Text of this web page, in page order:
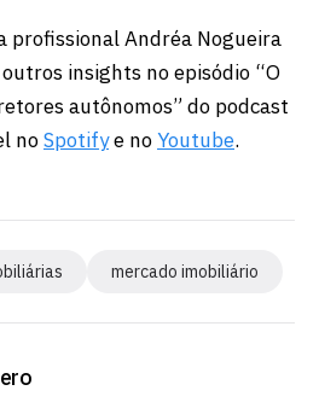
profissional Andréa Nogueira
insights no episódio “O
autônomos” do podcast
noSpotifye noYoutube.
mercado imobiliário